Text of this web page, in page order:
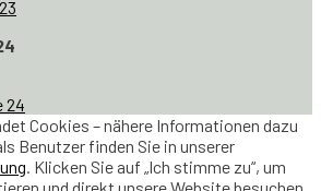
24
Cookies – nähere Informationen dazu
Benutzer finden Sie in unserer
. Klicken Sie auf „Ich stimme zu“, um
und direkt unsere Website besuchen